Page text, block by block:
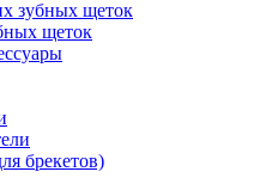
зубных щеток
щеток
брекетов)